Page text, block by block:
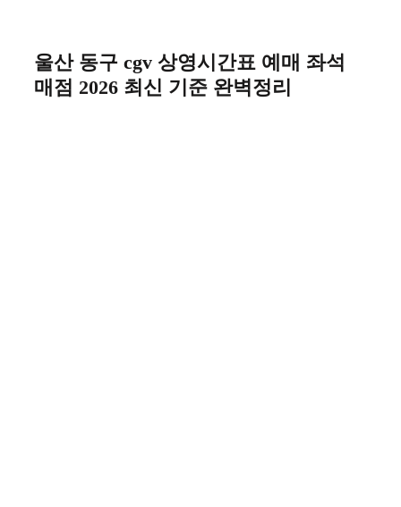
울산 동구 cgv 상영시간표 예매 좌석
매점 2026 최신 기준 완벽정리